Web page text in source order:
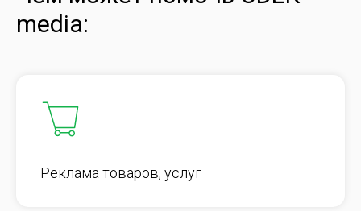
media:
Реклама товаров, услуг